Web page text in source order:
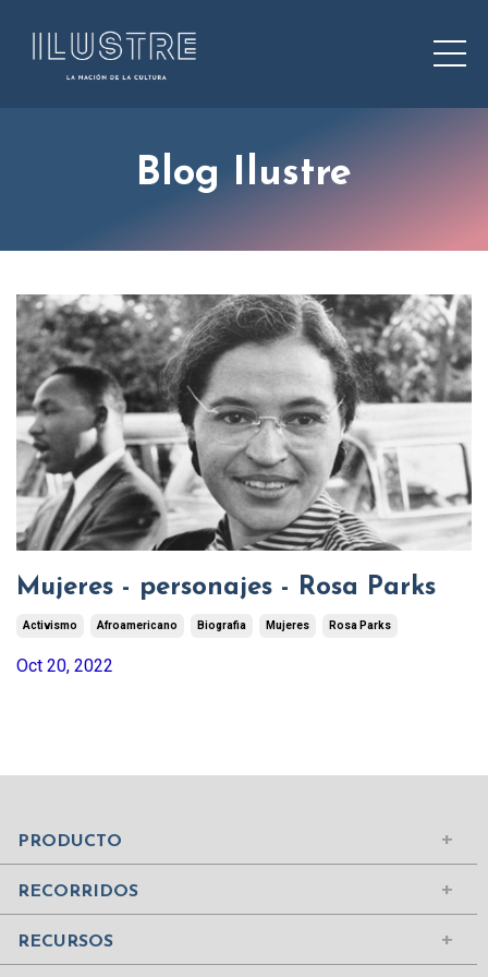
Blog Ilustre
Mujeres - personajes - Rosa Parks
Activismo Afroamericano Biografia Mujeres Rosa Parks
Oct 20, 2022
PRODUCTO
Iniciar sesión
Comprar suscripción
Contenidos
RECORRIDOS
Mundo Islámico
Civilizaciones de la Antigüedad
Ciudades del Mundo
Edad Media
Mujeres Históricas
RECURSOS
¿Quiénes somos?
Contáctanos